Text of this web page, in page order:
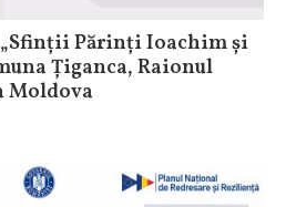
Părinți Ioachim și
Țiganca, Raionul
Moldova